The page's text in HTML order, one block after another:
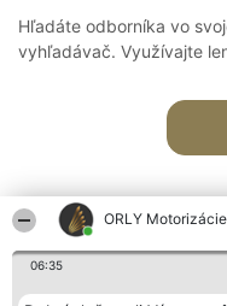
ORLY Motorizácie
06:35
Hľadáte odborníka vo
vyhľadávač. Využívajte